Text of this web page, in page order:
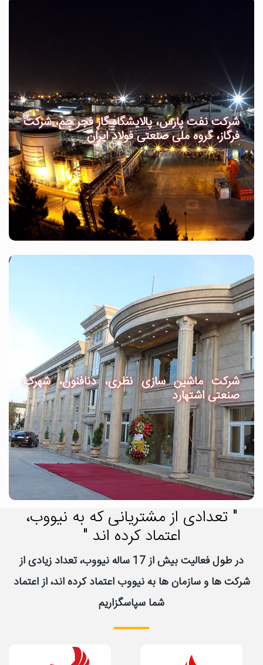
شرکت نفت پارس، پالایشگاه گاز فجر جم، شرکت
فرگاز، گروه ملی صنعتی فولاد ایران
شرکت ماشین سازی نظری، دنافنون، شهرک
صنعتی اشتهارد
" تعدادی از مشتریانی که به نیووب،
اعتماد کرده اند "
در طول فعالیت بیش از 17 ساله نیووب، تعداد زیادی از
شرکت ها و سازمان ها به نیووب اعتماد کرده اند، از اعتماد
شما سپاسگزاریم